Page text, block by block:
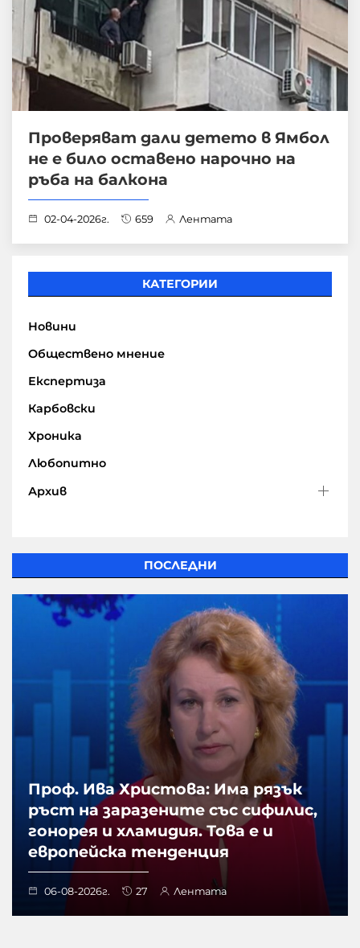
Проверяват дали детето в Ямбол
не е било оставено нарочно на
ръба на балкона
02-04-2026г. 659 Лентата
КАТЕГОРИИ
Новини
Обществено мнение
Експертиза
Карбовски
Хроника
Любопитно
Архив
ПОСЛЕДНИ
Проф. Ива Христова: Има рязък
ръст на заразените със сифилис,
гонорея и хламидия. Това е и
европейска тенденция
06-08-2026г. 27 Лентата